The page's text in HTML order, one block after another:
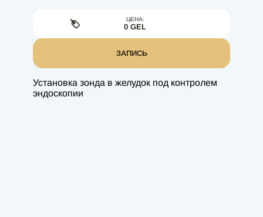
Установка зонда в желудок под контролем
эндоскопии
ЦЕНА:
0 GEL
ЗАПИСЬ